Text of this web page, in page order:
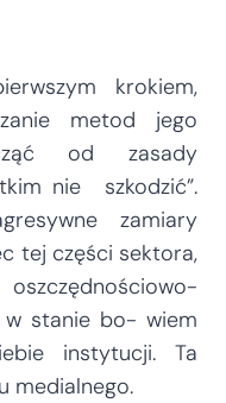
krokiem,
metod jego
od zasady
nie szkodzić”.
zamiary
tej części sektora,
w stanie bo- wiem
instytucji. Ta
medialnego.